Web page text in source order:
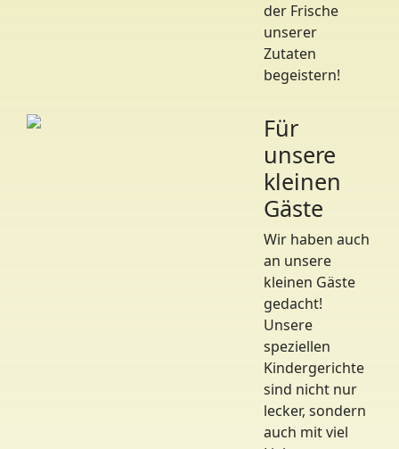
der Frische
unserer
Zutaten
begeistern!
Für
unsere
kleinen
Gäste
Wir haben auch
an unsere
kleinen Gäste
gedacht!
Unsere
speziellen
Kindergerichte
sind nicht nur
lecker, sondern
auch mit viel